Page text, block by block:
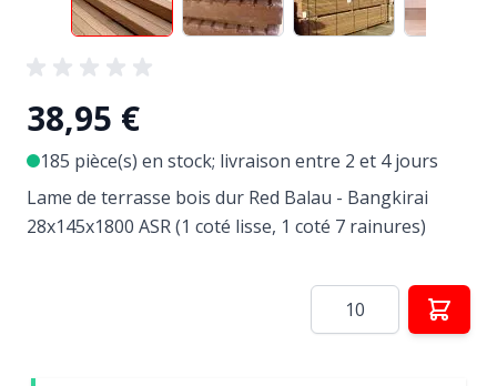
38,95 €
185 pièce(s) en stock; livraison entre 2 et 4 jours
Lame de terrasse bois dur Red Balau - Bangkirai
28x145x1800 ASR (1 coté lisse, 1 coté 7 rainures)
Quantité